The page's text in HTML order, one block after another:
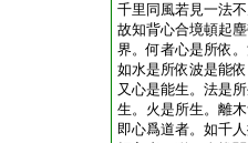
千里同風若見一法
故知背心合境頓起
界。何者心是所依
如水是所依波是能
又心是能生。法是
生。火是所生。離
即心爲道者。如千